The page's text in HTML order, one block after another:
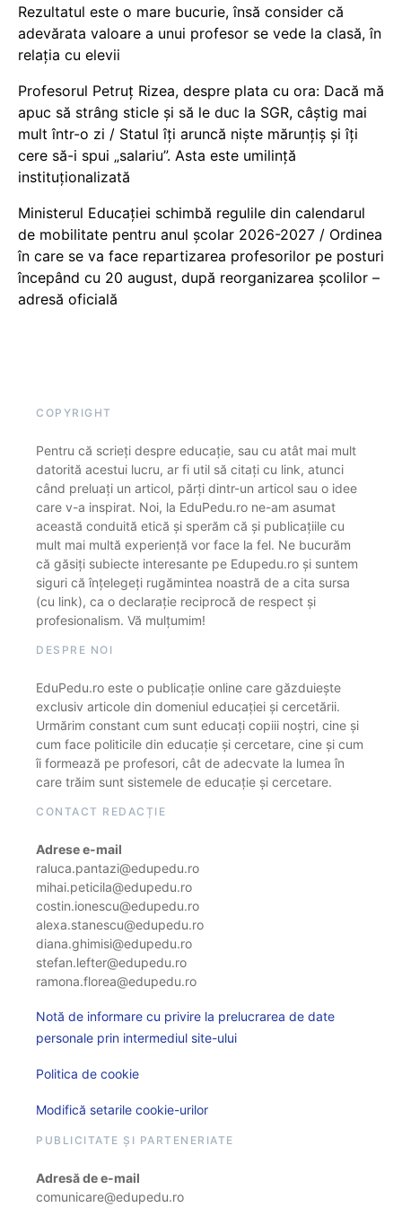
Rezultatul este o mare bucurie, însă consider că
adevărata valoare a unui profesor se vede la clasă, în
relația cu elevii
Profesorul Petruț Rizea, despre plata cu ora: Dacă mă
apuc să strâng sticle și să le duc la SGR, câștig mai
mult într-o zi / Statul îți aruncă niște mărunțiș și îți
cere să-i spui „salariu”. Asta este umilință
instituționalizată
Ministerul Educației schimbă regulile din calendarul
de mobilitate pentru anul școlar 2026-2027 / Ordinea
în care se va face repartizarea profesorilor pe posturi
începând cu 20 august, după reorganizarea școlilor –
adresă oficială
COPYRIGHT
Pentru că scrieți despre educație, sau cu atât mai mult
datorită acestui lucru, ar fi util să citați cu link, atunci
când preluați un articol, părți dintr-un articol sau o idee
care v-a inspirat. Noi, la EduPedu.ro ne-am asumat
această conduită etică și sperăm că și publicațiile cu
mult mai multă experiență vor face la fel. Ne bucurăm
că găsiți subiecte interesante pe Edupedu.ro și suntem
siguri că înțelegeți rugămintea noastră de a cita sursa
(cu link), ca o declarație reciprocă de respect și
profesionalism. Vă mulțumim!
DESPRE NOI
EduPedu.ro este o publicație online care găzduiește
exclusiv articole din domeniul educației și cercetării.
Urmărim constant cum sunt educați copiii noștri, cine și
cum face politicile din educație și cercetare, cine și cum
îi formează pe profesori, cât de adecvate la lumea în
care trăim sunt sistemele de educație și cercetare.
CONTACT REDACȚIE
Adrese e-mail
raluca.pantazi@edupedu.ro
mihai.peticila@edupedu.ro
costin.ionescu@edupedu.ro
alexa.stanescu@edupedu.ro
diana.ghimisi@edupedu.ro
stefan.lefter@edupedu.ro
ramona.florea@edupedu.ro
Notă de informare cu privire la prelucrarea de date
personale prin intermediul site-ului
Politica de cookie
Modifică setarile cookie-urilor
PUBLICITATE ȘI PARTENERIATE
Adresă de e-mail
comunicare@edupedu.ro